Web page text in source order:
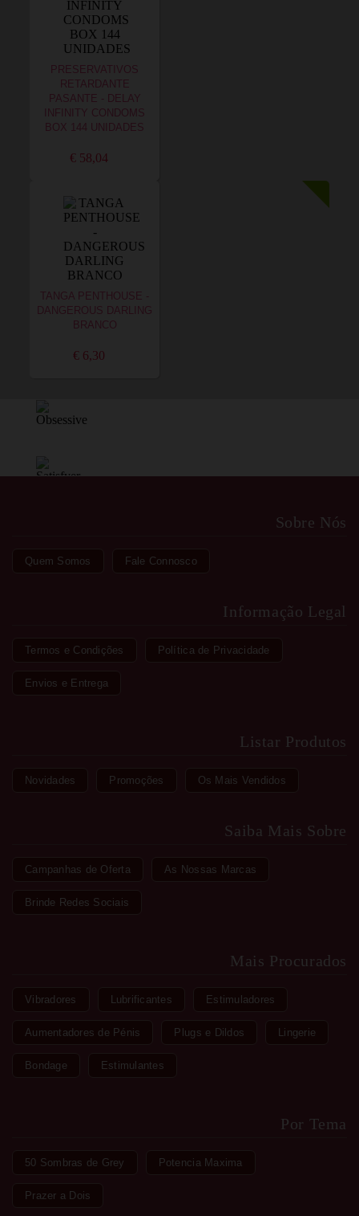
PRESERVATIVOS
RETARDANTE
PASANTE - DELAY
INFINITY CONDOMS
BOX 144 UNIDADES
€ 58,04
TANGA PENTHOUSE -
DANGEROUS DARLING
BRANCO
€ 6,30
Sobre Nós
Quem Somos Fale Connosco
Informação Legal
Termos e Condições Política de Privacidade
Envios e Entrega
Listar Produtos
Novidades Promoções Os Mais Vendidos
Saiba Mais Sobre
Campanhas de Oferta As Nossas Marcas
Brinde Redes Sociais
Mais Procurados
Vibradores Lubrificantes Estimuladores
Aumentadores de Pénis Plugs e Dildos Lingerie
Bondage Estimulantes
Por Tema
50 Sombras de Grey Potencia Maxima
Prazer a Dois